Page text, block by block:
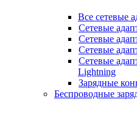
Все сетевые
Сетевые
Сетевые
Сетевые
Сетевые
Lightning
Зарядные
Беспроводные